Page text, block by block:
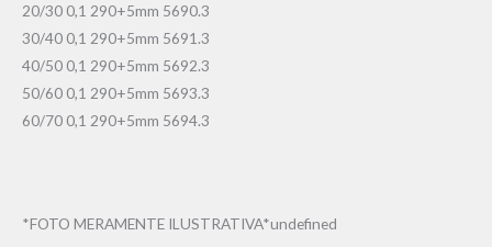
20/30 0,1 290+5mm 5690.3
30/40 0,1 290+5mm 5691.3
40/50 0,1 290+5mm 5692.3
50/60 0,1 290+5mm 5693.3
60/70 0,1 290+5mm 5694.3
*FOTO MERAMENTE ILUSTRATIVA*undefined